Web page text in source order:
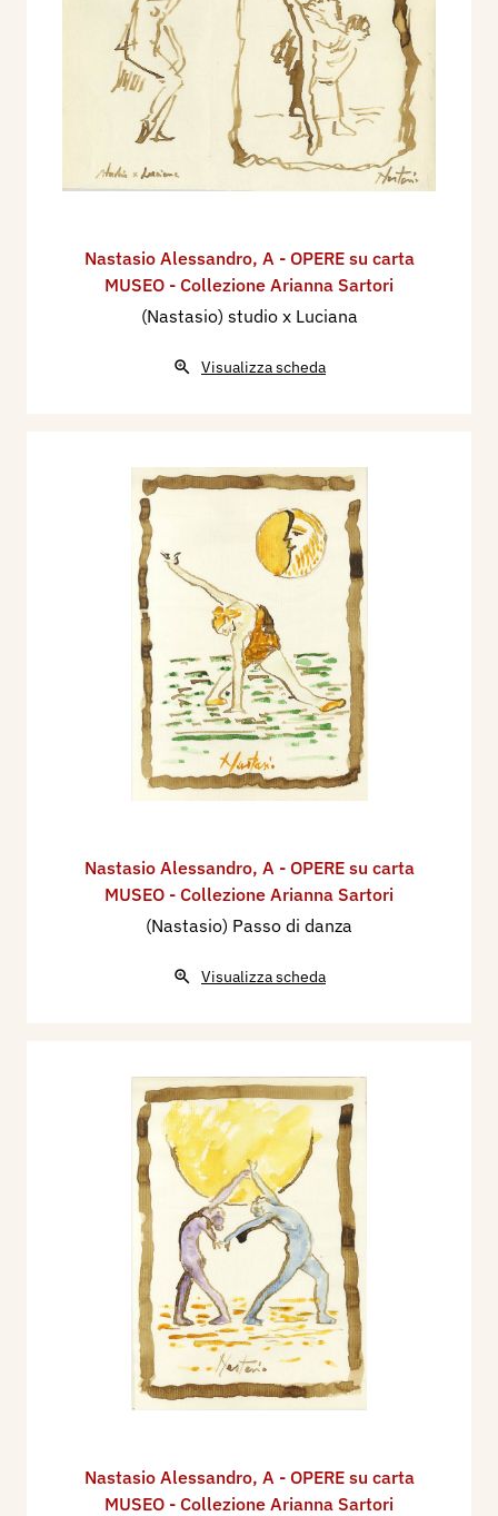
Nastasio Alessandro, A - OPERE su carta
MUSEO - Collezione Arianna Sartori
(Nastasio) studio x Luciana
Visualizza scheda
Nastasio Alessandro, A - OPERE su carta
MUSEO - Collezione Arianna Sartori
(Nastasio) Passo di danza
Visualizza scheda
Nastasio Alessandro, A - OPERE su carta
MUSEO - Collezione Arianna Sartori